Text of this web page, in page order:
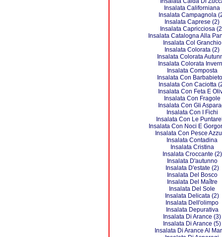
Insalata Californiana
Insalata Campagnola
Insalata Caprese (2)
Insalata Capricciosa
Insalata Catalogna Alla
Insalata Col Granchio
Insalata Colorata (2)
Insalata Colorata
Insalata Colorata
Insalata Composta
Insalata Con
Insalata Con Caciotta
Insalata Con Feta E
Insalata Con Fragole
Insalata Con Gli
Insalata Con I Fichi
Insalata Con Le
Insalata Con Noci E
Insalata Con Pesce
Insalata Contadina
Insalata Cristina
Insalata Croccante (2)
Insalata D'autunno
Insalata D'estate (2)
Insalata Del Bosco
Insalata Del Maître
Insalata Del Sole
Insalata Delicata (2)
Insalata Dell'olimpo
Insalata Depurativa
Insalata Di Arance (3)
Insalata Di Arance (5)
Insalata Di Arance Al